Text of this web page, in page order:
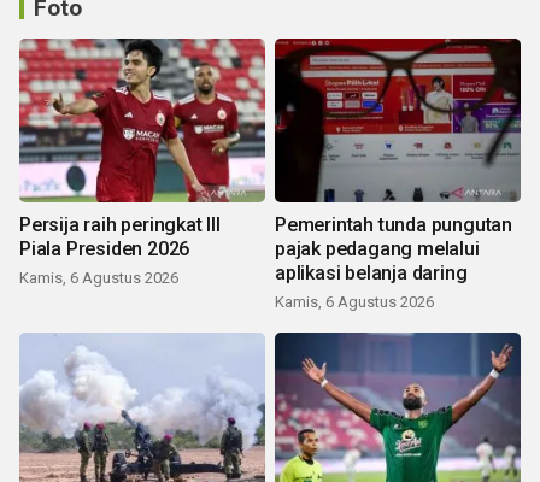
Foto
Persija raih peringkat III
Piala Presiden 2026
Kamis, 6 Agustus 2026
Pemerintah tunda pungutan
pajak pedagang melalui
aplikasi belanja daring
Kamis, 6 Agustus 2026